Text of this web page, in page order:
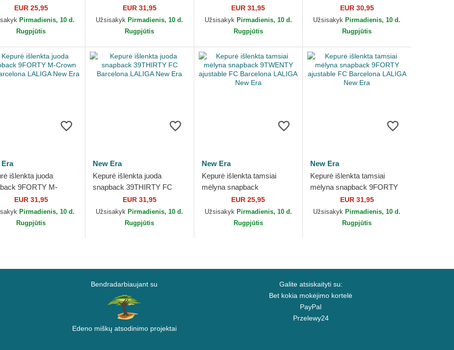
FC Barcelona
New Era
EUR 25,95
Pirmadienis, 10 d.
Rugpjūtis
Ripstop FC Barcelona
LALIGA New Era
EUR 31,95
Užsisakyk Pirmadienis, 10 d.
Rugpjūtis
FC Barcelona LALIGA New
Era
EUR 31,95
Užsisakyk Pirmadienis, 10 d.
Rugpjūtis
ajustable FC Barcelona
LALIGA New Era
EUR 30,95
Užsisakyk Pirmadienis, 10 d.
Rugpjūtis
Era
išlenkta juoda
9FORTY M-
FC Barcelona
New Era
EUR 31,95
Pirmadienis, 10 d.
Rugpjūtis
New Era
Kepurė išlenkta juoda
snapback 39THIRTY FC
Barcelona LALIGA New Era
EUR 31,95
Užsisakyk Pirmadienis, 10 d.
Rugpjūtis
New Era
Kepurė išlenkta tamsiai
mėlyna snapback
9TWENTY ajustable FC
Barcelona LALIGA New Era
EUR 25,95
Užsisakyk Pirmadienis, 10 d.
Rugpjūtis
New Era
Kepurė išlenkta tamsiai
mėlyna snapback 9FORTY
ajustable FC Barcelona
LALIGA New Era
EUR 31,95
Užsisakyk Pirmadienis, 10 d.
Rugpjūtis
Bendradarbiaujant su
Edeno miškų atsodinimo projektai
Galite atsiskaityti su:
Bet kokia mokėjimo kortelė
PayPal
Przelewy24